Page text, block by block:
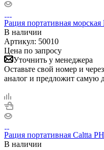
Рация портативная
В наличии
Артикул: 50010
Цена по запросу
Уточнить у менеджера
Оставьте свой номер и
аналог и предложит самую
Рация портативная Caltta
В наличии